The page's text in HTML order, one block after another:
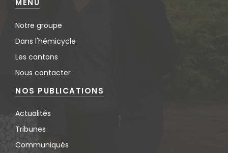
MENU
Notre groupe
Dans l'hémicycle
Les cantons
Nous contacter
NOS PUBLICATIONS
Actualités
Tribunes
Communiqués